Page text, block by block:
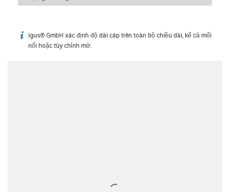
igus-icon-info
igus® GmbH xác định độ dài cáp trên toàn bộ chiều dài, kể cả mối
nối hoặc tùy chỉnh mờ.